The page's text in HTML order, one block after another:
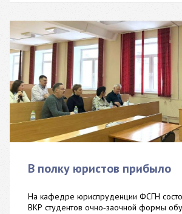
В полку юристов прибыло
На кафедре юриспруденции ФСГН
ВКР студентов очно‑заочной формы